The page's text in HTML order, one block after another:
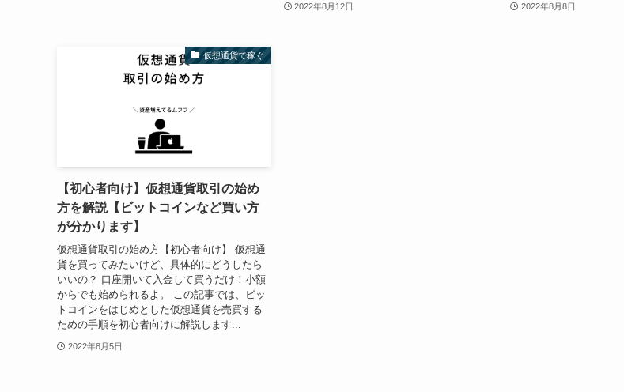
2022年8月12日 2022年8月8日
仮想通貨で稼ぐ
【初心者向け】仮想通貨取引の始め
方を解説【ビットコインなど買い方
が分かります】
仮想通貨取引の始め方【初心者向け】 仮想通
貨を買ってみたいけど、具体的にどうしたら
いいの？ 口座開いて入金して買うだけ！小額
からでも始められるよ。 この記事では、ビッ
トコインをはじめとした仮想通貨を売買する
ための手順を初心者向けに解説します...
2022年8月5日